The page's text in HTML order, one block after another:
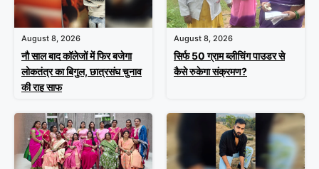
August 8, 2026
नौ साल बाद कॉलेजों में फिर बजेगा
लोकतंत्र का बिगुल, छात्रसंघ चुनाव
की राह साफ
August 8, 2026
सिर्फ 50 ग्राम ब्लीचिंग पाउडर से
कैसे रुकेगा संक्रमण?